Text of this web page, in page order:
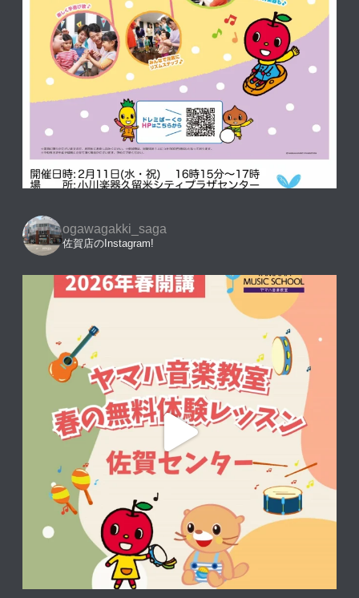
ogawagakki_saga
佐賀店のInstagram!